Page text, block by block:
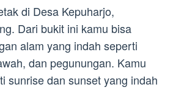
di Desa Kepuharjo,
Dari bukit ini kamu bisa
alam yang indah seperti
dan pegunungan. Kamu
sunrise dan sunset yang indah